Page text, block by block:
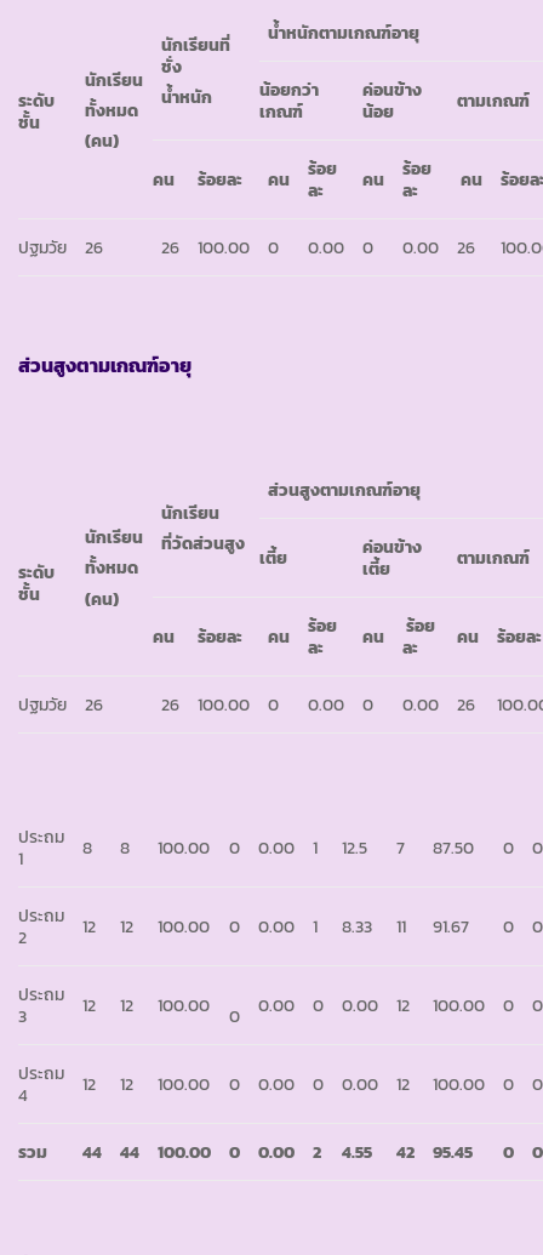
ระดับ
ชั้น
นักเรียน
ทั้งหมด
(คน)
นักเรียนที่
ชั่ง
น้ำหนัก
น้ำหนักตามเกณฑ์อายุ
น้อยกว่า
เกณฑ์
ค่อนข้าง
น้อย
ตามเกณฑ์
คน ร้อยละ คน
ร้อย
ละ
คน
ร้อย
ละ
คน ร้อยล
ปฐมวัย 26 26 100.00 0 0.00 0 0.00 26
ส่วนสูงตามเกณฑ์อายุ
ระดับ
ชั้น
นักเรียน
ทั้งหมด
(คน)
นักเรียน
ที่วัดส่วนสูง
ส่วนสูงตามเกณฑ์อายุ
เตี้ย
ค่อนข้าง
เตี้ย
ตามเกณฑ์
คน ร้อยละ คน
ร้อย
ละ
คน
ร้อย
ละ
คน ร้อยละ
ปฐมวัย 26 26 100.00 0 0.00 0 0.00 26
ประถม
1
8 8 100.00 0 0.00 1 12.5 7 87.50 0
ประถม
2
12 12 100.00 0 0.00 1 8.33 11 91.67 0
ประถม
3
12 12 100.00 0 0.00 0 0.00 12 100.00 0
ประถม
4
12 12 100.00 0 0.00 0 0.00 12 100.00 0
รวม 44 44 100.00 0 0.00 2 4.55 42 95.45 0